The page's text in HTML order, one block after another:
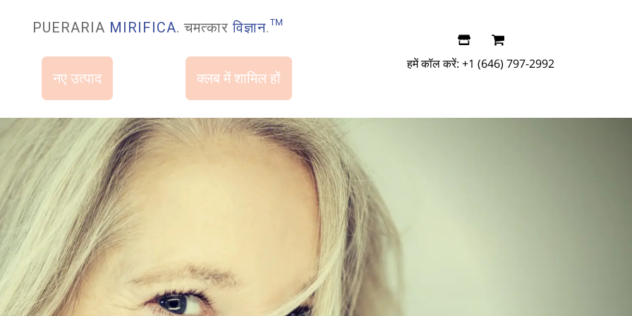
PUERARIA MIRIFICA. चमत्कारविज्ञान.™
नए उत्पाद क्लब में शामिल हों
हमें कॉल करें:+1 (646) 797-2992